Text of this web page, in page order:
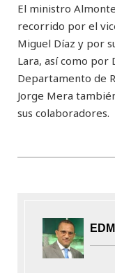
El ministro
recorrido por el
Miguel Díaz y por
Lara, así como por
Departamento de
Jorge Mera
sus colaboradores.